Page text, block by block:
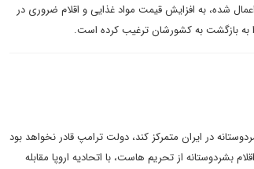
شده، به افزایش قیمت مواد غذایی و اقلام ضروری در
به بازگشت به کشورشان ترغیب کرده است.
در ایران متمرکز کند، دولت ترامپ قادر نخواهد بود
از تحریم هاست، با اتحادیه اروپا مقابله